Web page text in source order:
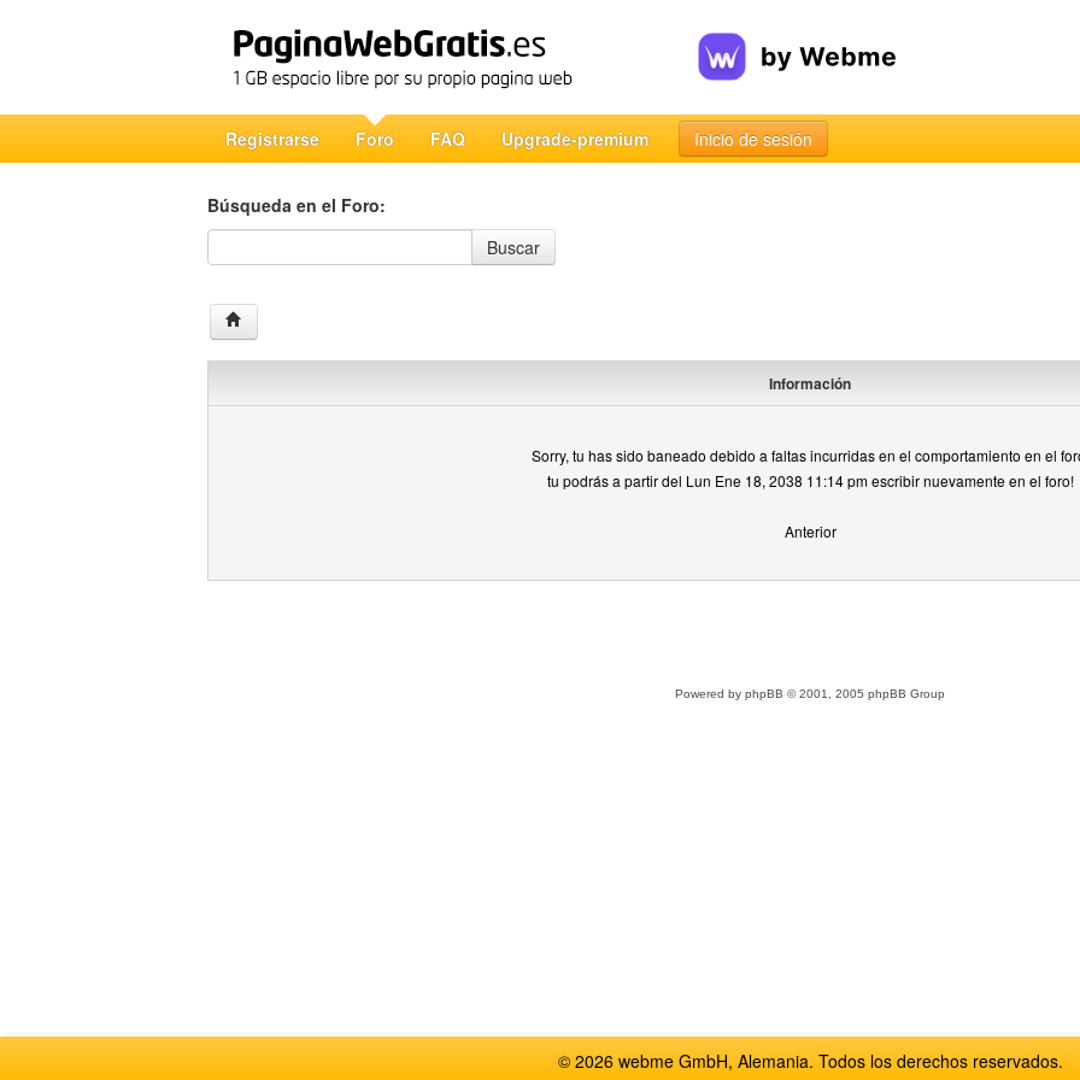
Registrarse Foro FAQ Upgrade-premium Inicio de sesión
Búsqueda en el Foro:
Búsqueda en el Foro
Buscar
Información
Sorry, tu has sido baneado debido a faltas incurridas en el comportamiento en el
tu podrás a partir del Lun Ene 18, 2038 11:14 pm escribir nuevamente en el foro!
Anterior
Powered by phpBB © 2001, 2005 phpBB Group
© 2026 webme GmbH, Alemania. Todos los derechos reservados.